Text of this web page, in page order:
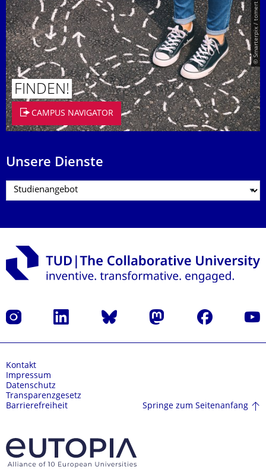
© Smarterpix / tomert
FINDEN!
CAMPUS NAVIGATOR
Unsere Dienste
Instagram LinkedIn Bluesky Mastodon Facebook
Kontakt
Impressum
Datenschutz
Transparenzgesetz
Barrierefreiheit
Springe zum Seitenanfang